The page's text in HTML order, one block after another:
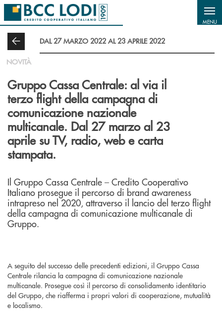
Salta al contenuto principale
MENU
DAL 27 MARZO 2022 AL 23 APRILE 2022
NOVITÀ
Gruppo Cassa Centrale: al via il
terzo flight della campagna di
comunicazione nazionale
multicanale. Dal 27 marzo al 23
aprile su TV, radio, web e carta
stampata.
Il Gruppo Cassa Centrale – Credito Cooperativo
Italiano prosegue il percorso di brand awareness
intrapreso nel 2020, attraverso il lancio del terzo flight
della campagna di comunicazione multicanale di
Gruppo.
A seguito del successo delle precedenti edizioni, il Gruppo Cassa
Centrale rilancia la campagna di comunicazione nazionale
multicanale. Prosegue così il percorso di consolidamento identitario
del Gruppo, che riafferma i propri valori di cooperazione, mutualità
e localismo.